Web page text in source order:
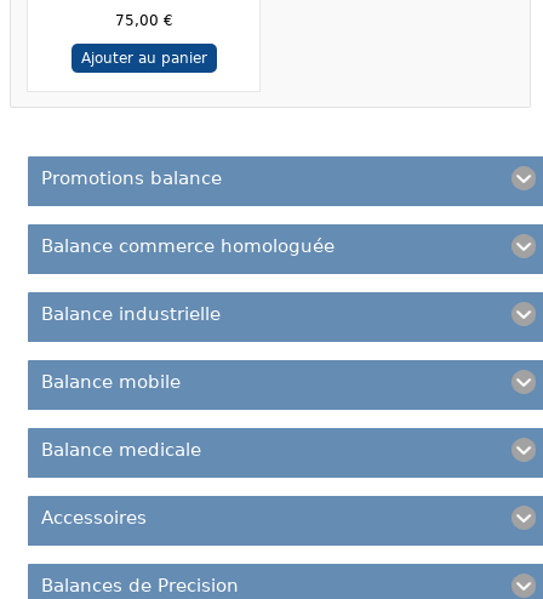
75,00 €
Ajouter au panier
Promotions balance
Balance commerce homologuée
Balance industrielle
Balance mobile
Balance medicale
Accessoires
Balances de Precision